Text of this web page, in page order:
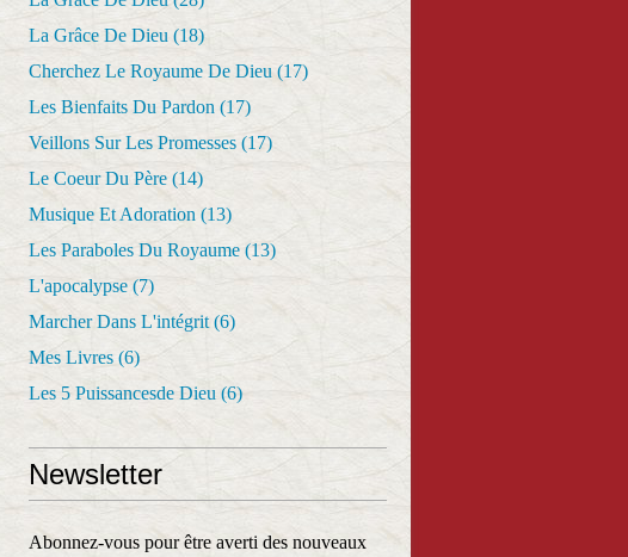
La Grâce De Dieu (18)
Cherchez Le Royaume De Dieu (17)
Les Bienfaits Du Pardon (17)
Veillons Sur Les Promesses (17)
Le Coeur Du Père (14)
Musique Et Adoration (13)
Les Paraboles Du Royaume (13)
L'apocalypse (7)
Marcher Dans L'intégrit (6)
Mes Livres (6)
Les 5 Puissancesde Dieu (6)
Newsletter
Abonnez-vous pour être averti des nouveaux